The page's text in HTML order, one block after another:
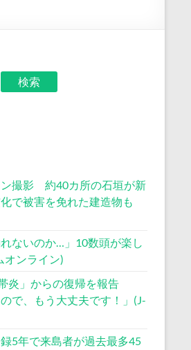
検索
撮影 約40カ所の石垣が新
で被害を免れた建造物も
ないのか…」10数頭が楽し
オンライン)
炎」からの復帰を報告
で、もう大丈夫です！」(J-
5年で来島者が過去最多45